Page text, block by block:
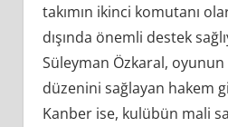
takımın ikinci komutanı
dışında önemli destek
Süleyman Özkaral, oyunun
düzenini sağlayan hakem
Kanber ise, kulübün mali